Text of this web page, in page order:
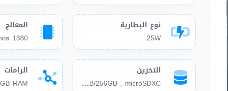
نوع البطارية
25W
المعالج
1380
التخزين
128
GB/256GB , microSDXC
الرامات
RAM